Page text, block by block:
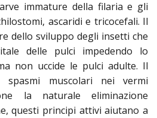
immature della filaria e gli
ascaridi e tricocefali. Il
dello sviluppo degli insetti che
delle pulci impedendo lo
non uccide le pulci adulte. Il
spasmi muscolari nei vermi
la naturale eliminazione
questi principi attivi aiutano a